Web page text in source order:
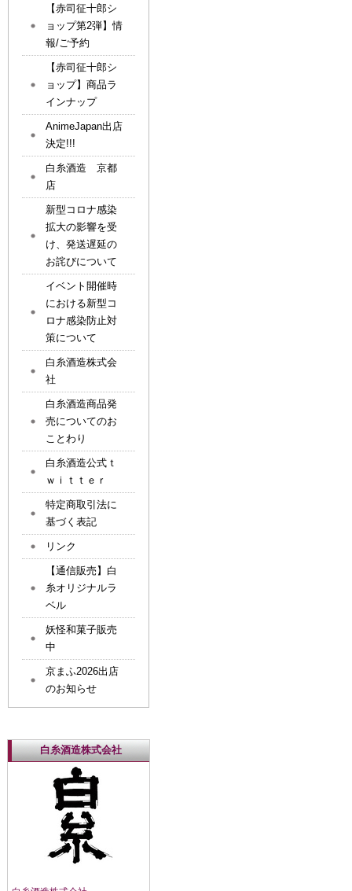
【赤司征十郎シ
ョップ第2弾】情
報/ご予約
【赤司征十郎シ
ョップ】商品ラ
インナップ
AnimeJapan出店
決定!!!
白糸酒造 京都
店
新型コロナ感染
拡大の影響を受
け、発送遅延の
お詫びについて
イベント開催時
における新型コ
ロナ感染防止対
策について
白糸酒造株式会
社
白糸酒造商品発
売についてのお
ことわり
白糸酒造公式ｔ
ｗｉｔｔｅｒ
特定商取引法に
基づく表記
リンク
【通信販売】白
糸オリジナルラ
ベル
妖怪和菓子販売
中
京まふ2026出店
のお知らせ
白糸酒造株式会社